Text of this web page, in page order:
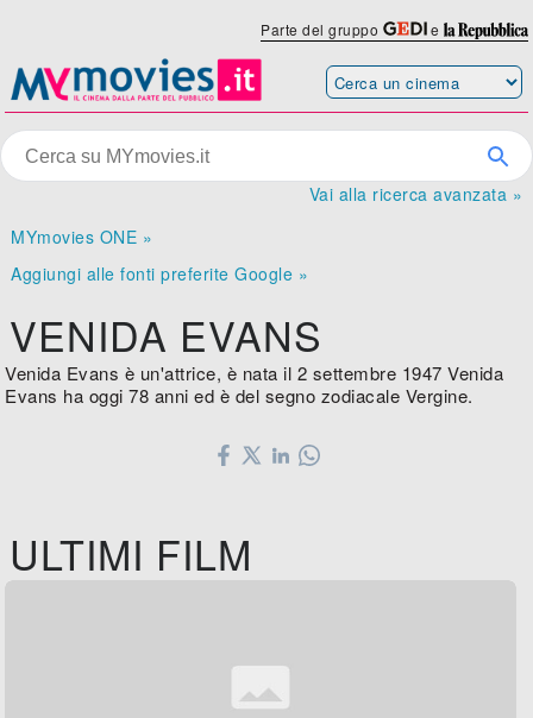
Parte del gruppo e
Vai alla ricerca avanzata »
MYmovies ONE »
Aggiungi alle fonti preferite Google »
VENIDA EVANS
Venida Evans è un'attrice, è nata il 2 settembre 1947 Venida
Evans ha oggi 78 anni ed è del segno zodiacale Vergine.
ULTIMI FILM